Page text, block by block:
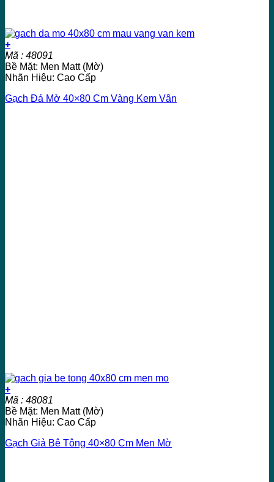
+
Mã : 48091
Bề Mặt: Men Matt (Mờ)
Nhãn Hiệu: Cao Cấp
Gạch Đá Mờ 40×80 Cm Vàng Kem Vân
+
Mã : 48081
Bề Mặt: Men Matt (Mờ)
Nhãn Hiệu: Cao Cấp
Gạch Giả Bê Tông 40×80 Cm Men Mờ